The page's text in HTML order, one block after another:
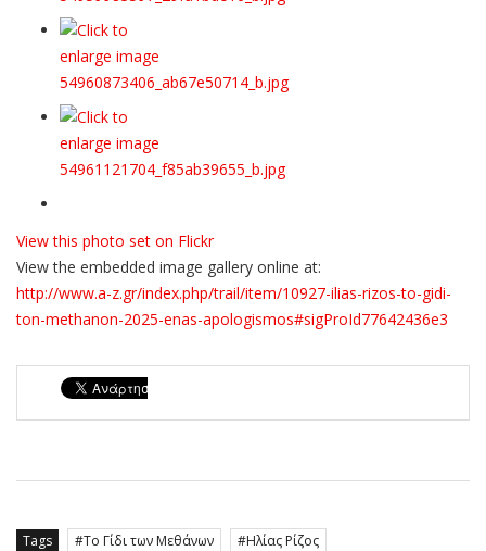
View this photo set on Flickr
View the embedded image gallery online at:
http://www.a-z.gr/index.php/trail/item/10927-ilias-rizos-to-gidi-
ton-methanon-2025-enas-apologismos#sigProId77642436e3
Tags Το Γίδι των Μεθάνων Ηλίας Ρίζος